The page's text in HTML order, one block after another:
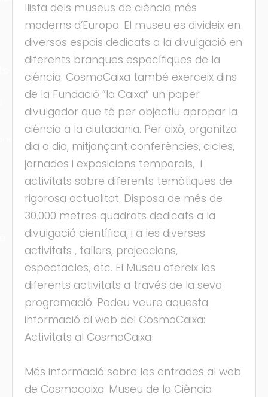
llista dels museus de ciència més
moderns d’Europa. El museu es divideix en
diversos espais dedicats a la divulgació en
diferents branques específiques de la
ciència. CosmoCaixa també exerceix dins
de la Fundació ”la Caixa” un paper
divulgador que té per objectiu apropar la
ciència a la ciutadania. Per això, organitza
dia a dia, mitjançant conferències, cicles,
jornades i exposicions temporals, i
activitats sobre diferents temàtiques de
rigorosa actualitat. Disposa de més de
30.000 metres quadrats dedicats a la
divulgació científica, i a les diverses
activitats , tallers, projeccions,
espectacles, etc. El Museu ofereix les
diferents activitats a través de la seva
programació. Podeu veure aquesta
informació al web del CosmoCaixa:
Activitats al CosmoCaixa
Més informació sobre les entrades al web
de Cosmocaixa: Museu de la Ciència